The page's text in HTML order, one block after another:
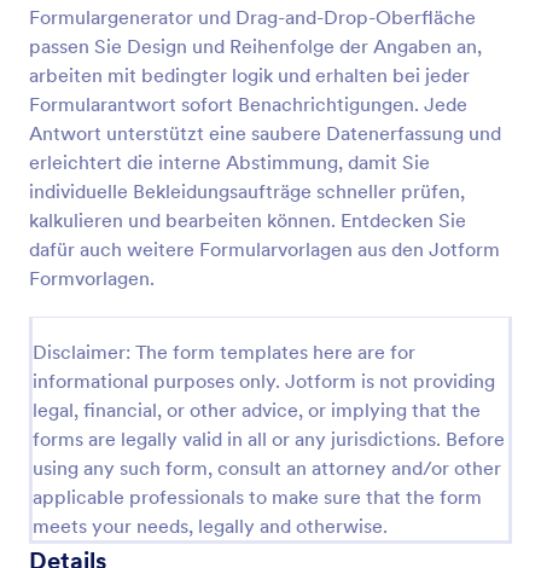
Formulargenerator und Drag-and-Drop-Oberfläche
passen Sie Design und Reihenfolge der Angaben an,
arbeiten mit bedingter logik und erhalten bei jeder
Formularantwort sofort Benachrichtigungen. Jede
Antwort unterstützt eine saubere Datenerfassung und
erleichtert die interne Abstimmung, damit Sie
individuelle Bekleidungsaufträge schneller prüfen,
kalkulieren und bearbeiten können. Entdecken Sie
dafür auch weitere Formularvorlagen aus den Jotform
Formvorlagen.
Disclaimer: The form templates here are for
informational purposes only. Jotform is not providing
legal, financial, or other advice, or implying that the
forms are legally valid in all or any jurisdictions. Before
using any such form, consult an attorney and/or other
applicable professionals to make sure that the form
meets your needs, legally and otherwise.
Details
T Shirt Bestellformular
Ein T-Shirt-Bestellformular wird von
Bekleidungsunternehmen verwendet, um
Kleidungsstücke bei Lieferanten über den Clover-
Zahlungsprozessor zu bestellen.
Go to Category:
Bestellformulare
Vorlage verwenden